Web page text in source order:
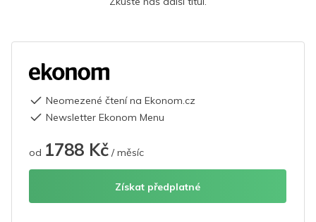
Neomezené čtení na Ekonom.cz
Newsletter Ekonom Menu
od 1788 Kč / měsíc
Získat předplatné